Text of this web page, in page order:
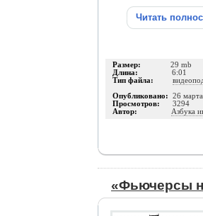
Читать
Размер: 29 mb
Длина: 6:01
Тип файла:
Опубликовано: 26
Просмотров: 3294
Автор: Азбука
«Фьючерсы